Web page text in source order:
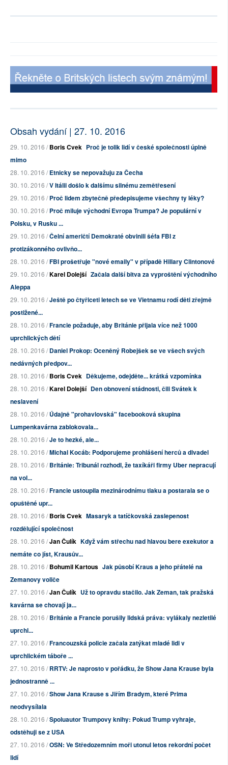
Obsah vydání | 27. 10. 2016
29. 10. 2016 /Boris Cvek Proč je tolik lidí v české společnosti úplně
mimo
28. 10. 2016 /Etnicky se nepovažuju za Čecha
30. 10. 2016 /V Itálii došlo k dalšímu silnému zemětřesení
29. 10. 2016 /Proč lidem zbytečně předepisujeme všechny ty léky?
30. 10. 2016 /Proč miluje východní Evropa Trumpa? Je populární v
Polsku, v Rusku ...
29. 10. 2016 /Čelní američtí Demokraté obvinili šéfa FBI z
protizákonného ovlivňo...
28. 10. 2016 /FBI prošetřuje "nové emaily" v případě Hillary Clintonové
29. 10. 2016 /Karel Dolejší Začala další bitva za vyproštění východního
Aleppa
29. 10. 2016 /Ještě po čtyřiceti letech se ve Vietnamu rodí děti zřejmě
postižené...
28. 10. 2016 /Francie požaduje, aby Británie přijala více než 1000
uprchlických dětí
28. 10. 2016 /Daniel Prokop: Oceněný Robejšek se ve všech svých
nedávných předpov...
28. 10. 2016 /Boris Cvek Děkujeme, odejděte... krátká vzpomínka
28. 10. 2016 /Karel Dolejší Den obnovení stádnosti, čili Svátek k
neslavení
28. 10. 2016 /Údajně "prohavlovská" facebooková skupina
Lumpenkavárna zablokovala...
28. 10. 2016 /Je to hezké, ale...
28. 10. 2016 /Michal Kocáb: Podporujeme prohlášení herců a divadel
28. 10. 2016 /Británie: Tribunál rozhodl, že taxíkáři firmy Uber nepracují
na vol...
28. 10. 2016 /Francie ustoupila mezinárodnímu tlaku a postarala se o
opuštěné upr...
28. 10. 2016 /Boris Cvek Masaryk a tatíčkovská zaslepenost
rozdělující společnost
28. 10. 2016 /Jan Čulík Když vám střechu nad hlavou bere exekutor a
nemáte co jíst, Krausův...
28. 10. 2016 /Bohumil Kartous Jak působí Kraus a jeho přátelé na
Zemanovy voliče
27. 10. 2016 /Jan Čulík Už to opravdu stačilo. Jak Zeman, tak pražská
kavárna se chovají ja...
28. 10. 2016 /Británie a Francie porušily lidská práva: vylákaly nezletilé
uprchl...
27. 10. 2016 /Francouzská policie začala zatýkat mladé lidi v
uprchlickém táboře ...
27. 10. 2016 /RRTV: Je naprosto v pořádku, že Show Jana Krause byla
jednostranně ...
27. 10. 2016 /Show Jana Krause s Jiřím Bradym, které Prima
neodvysílala
28. 10. 2016 /Spoluautor Trumpovy knihy: Pokud Trump vyhraje,
odstěhuji se z USA
27. 10. 2016 /OSN: Ve Středozemním moři utonul letos rekordní počet
lidí